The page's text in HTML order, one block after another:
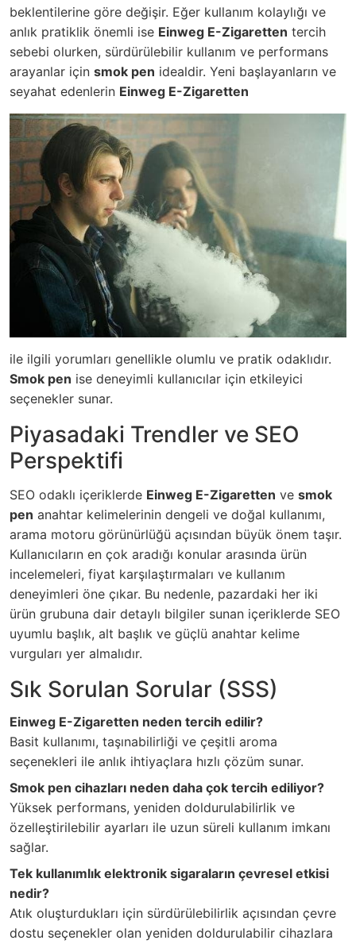
beklentilerine göre değişir. Eğer kullanım kolaylığı ve
anlık pratiklik önemli ise Einweg E-Zigaretten tercih
sebebi olurken, sürdürülebilir kullanım ve performans
arayanlar için smok pen idealdir. Yeni başlayanların ve
seyahat edenlerin Einweg E-Zigaretten
ile ilgili yorumları genellikle olumlu ve pratik odaklıdır.
Smok pen ise deneyimli kullanıcılar için etkileyici
seçenekler sunar.
Piyasadaki Trendler ve SEO
Perspektifi
SEO odaklı içeriklerde Einweg E-Zigaretten ve smok
pen anahtar kelimelerinin dengeli ve doğal kullanımı,
arama motoru görünürlüğü açısından büyük önem taşır.
Kullanıcıların en çok aradığı konular arasında ürün
incelemeleri, fiyat karşılaştırmaları ve kullanım
deneyimleri öne çıkar. Bu nedenle, pazardaki her iki
ürün grubuna dair detaylı bilgiler sunan içeriklerde SEO
uyumlu başlık, alt başlık ve güçlü anahtar kelime
vurguları yer almalıdır.
Sık Sorulan Sorular (SSS)
Einweg E-Zigaretten neden tercih edilir?
Basit kullanımı, taşınabilirliği ve çeşitli aroma
seçenekleri ile anlık ihtiyaçlara hızlı çözüm sunar.
Smok pen cihazları neden daha çok tercih ediliyor?
Yüksek performans, yeniden doldurulabilirlik ve
özelleştirilebilir ayarları ile uzun süreli kullanım imkanı
sağlar.
Tek kullanımlık elektronik sigaraların çevresel etkisi
nedir?
Atık oluşturdukları için sürdürülebilirlik açısından çevre
dostu seçenekler olan yeniden doldurulabilir cihazlara